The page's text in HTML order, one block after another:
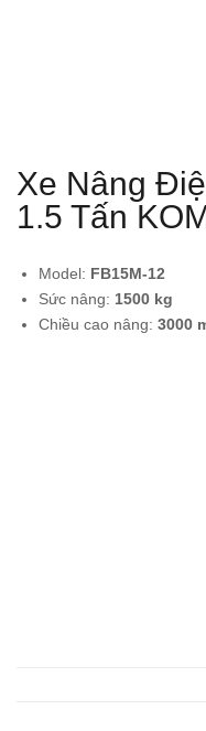
Xe Nâng
1.5 Tấn
Model: FB15M-12
Sức nâng: 1500 kg
Chiều cao nâng: 3000